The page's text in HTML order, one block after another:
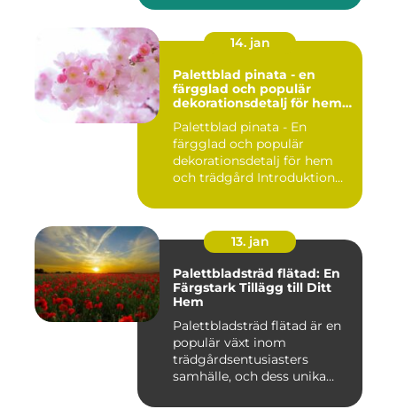
14. jan
Palettblad pinata - en
färgglad och populär
dekorationsdetalj för hem
Palettblad pinata - En
färgglad och populär
dekorationsdetalj för hem
och trädgård Introduktion
13. jan
Palettbladsträd flätad: En
Färgstark Tillägg till Ditt
Hem
Palettbladsträd flätad är en
populär växt inom
trädgårdsentusiasters
samhälle, och dess unika